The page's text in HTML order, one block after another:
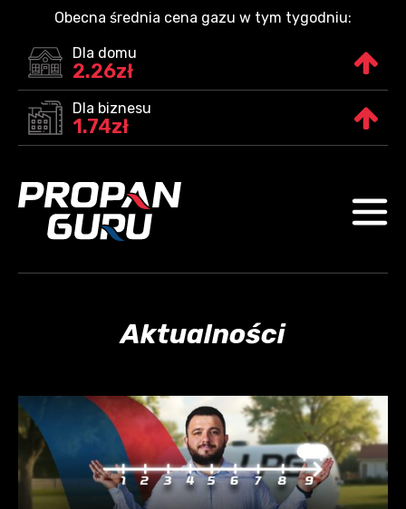
Obecna średnia cena gazu w tym tygodniu:
Dla domu
2.26zł
Dla biznesu
1.74zł
Aktualności